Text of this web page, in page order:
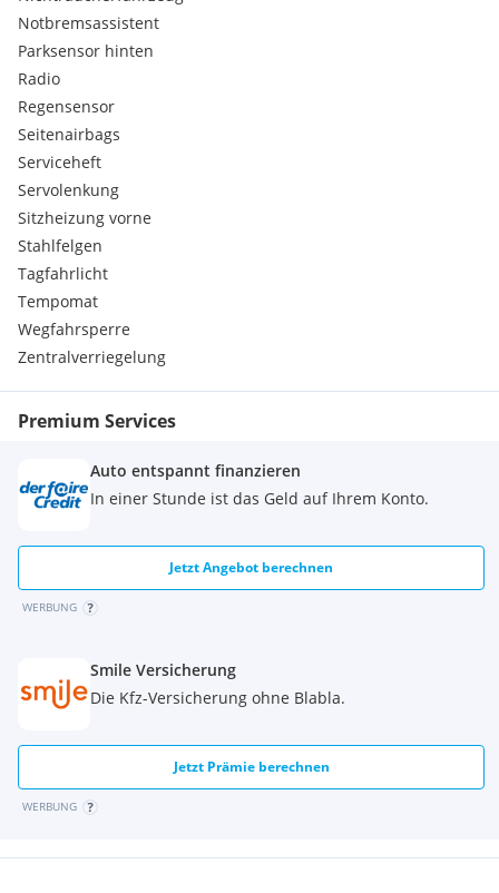
Schaltpunktanzeige in der Armaturen
Kühlergrill - Design schwarz
3-Punkt Sicherheitsgurte vorne/hinten
Komfortblinker mit Tippfunktion (3x blinken)
VSM-Vehicle Stability Managment
Sonnenblende für Fahrer und Beifahrer mit
Kosmetikspiegel, Fahrerseite mit Tickethalter
Haltegriff (Beifahrerseite)
12 Volt Anschluss vorne und in der Mittelkonsole
14 Zoll Stahlfelgen mit Bereifung 175/65 R14
Belüftungshebel in Metall-Optik
Schaltknauf mit Chromapplikation
Tankdeckelentriegelung
Lenkrad 3-Speichen höhenverstellbar
Warnton wenn nicht angeschnallt (vorne/hinten)
Notbremsassistent
Parksensor hinten
Radio
Regensensor
Seitenairbags
Serviceheft
Servolenkung
Sitzheizung vorne
Stahlfelgen
Tagfahrlicht
Tempomat
Wegfahrsperre
Zentralverriegelung
Premium Services
Auto entspannt finanzieren
In einer Stunde ist das Geld auf Ihrem Konto.
Jetzt Angebot berechnen
WERBUNG
Smile Versicherung
Die Kfz-Versicherung ohne Blabla.
Jetzt Prämie berechnen
WERBUNG